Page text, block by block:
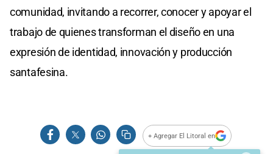
comunidad, invitando a recorrer, conocer y apoyar el
trabajo de quienes transforman el diseño en una
expresión de identidad, innovación y producción
santafesina.
+ Agregar El Litoral en